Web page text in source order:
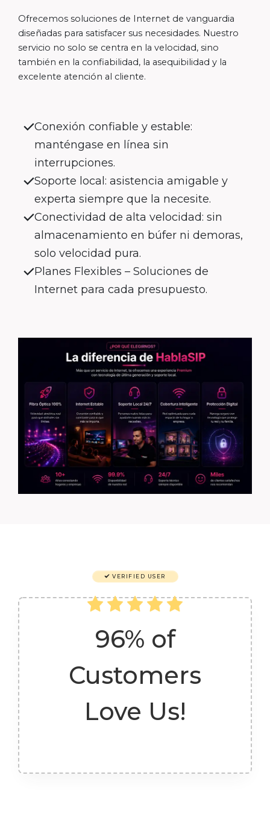
Ofrecemos soluciones de Internet de vanguardia
diseñadas para satisfacer sus necesidades. Nuestro
servicio no solo se centra en la velocidad, sino
también en la confiabilidad, la asequibilidad y la
excelente atención al cliente.
Conexión confiable y estable:
manténgase en línea sin
interrupciones.
Soporte local: asistencia amigable y
experta siempre que la necesite.
Conectividad de alta velocidad: sin
almacenamiento en búfer ni demoras,
solo velocidad pura.
Planes Flexibles – Soluciones de
Internet para cada presupuesto.
VERIFIED USER
96% of
Customers
Love Us!